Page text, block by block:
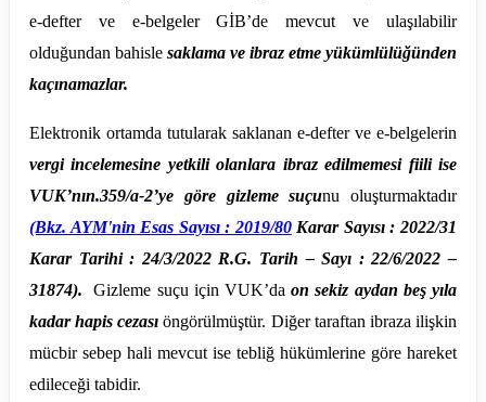
e-defter ve e-belgeler GİB’de mevcut ve ulaşılabilir
olduğundan bahisle saklama ve ibraz etme yükümlülüğünden
kaçınamazlar.
Elektronik ortamda tutularak saklanan e-defter ve e-belgelerin
vergi incelemesine yetkili olanlara ibraz edilmemesi fiili ise
VUK’nın.359/a-2’ye göre gizleme suçunu oluşturmaktadır
(Bkz. AYM'nin Esas Sayısı : 2019/80Karar Sayısı : 2022/31
Karar Tarihi : 24/3/2022 R.G. Tarih – Sayı : 22/6/2022 –
31874). Gizleme suçu için VUK’daon sekiz aydan beş yıla
kadar hapis cezası öngörülmüştür. Diğer taraftan ibraza ilişkin
mücbir sebep hali mevcut ise tebliğ hükümlerine göre hareket
edileceği tabidir.